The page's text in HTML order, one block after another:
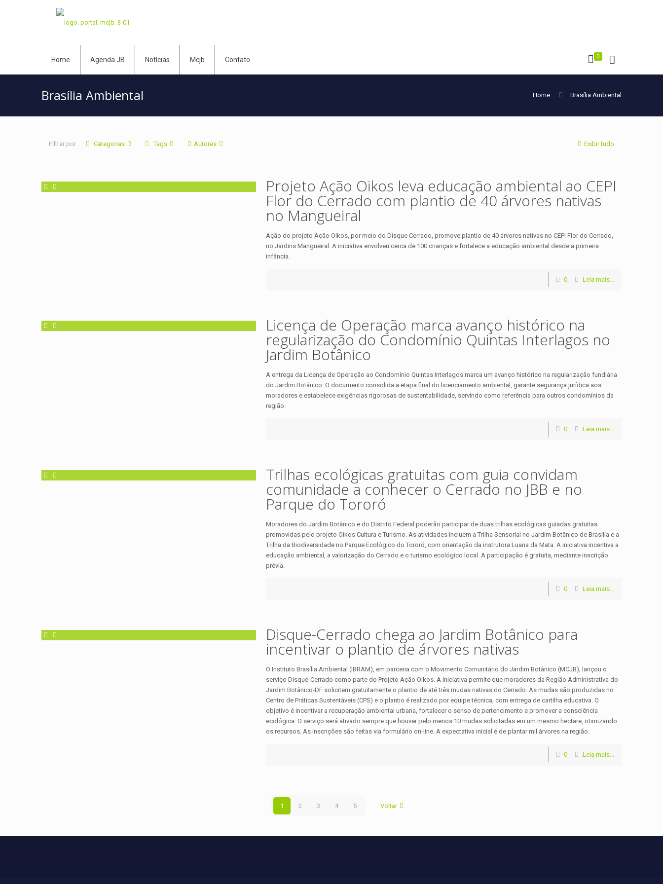
Home Agenda JB Notícias Mcjb Contato 0
Brasília Ambiental Home Brasília Ambiental
Filtrar por Categorias Tags Autores Exibir tudo
Projeto Ação Oikos leva educação ambiental ao CEPI
Flor do Cerrado com plantio de 40 árvores nativas
no Mangueiral
Ação do projeto Ação Oikos, por meio do Disque Cerrado, promove plantio de 40 árvores nativas no CEPI Flor do Cerrado,
no Jardins Mangueiral. A iniciativa envolveu cerca de 100 crianças e fortalece a educação ambiental desde a primeira
infância.
0 Leia mais...
Licença de Operação marca avanço histórico na
regularização do Condomínio Quintas Interlagos no
Jardim Botânico
A entrega da Licença de Operação ao Condomínio Quintas Interlagos marca um avanço histórico na regularização fundiária
do Jardim Botânico. O documento consolida a etapa final do licenciamento ambiental, garante segurança jurídica aos
moradores e estabelece exigências rigorosas de sustentabilidade, servindo como referência para outros condomínios da
região.
0 Leia mais...
Trilhas ecológicas gratuitas com guia convidam
comunidade a conhecer o Cerrado no JBB e no
Parque do Tororó
Moradores do Jardim Botânico e do Distrito Federal poderão participar de duas trilhas ecológicas guiadas gratuitas
promovidas pelo projeto Oikos Cultura e Turismo. As atividades incluem a Trilha Sensorial no Jardim Botânico de Brasília e a
Trilha da Biodiversidade no Parque Ecológico do Tororó, com orientação da instrutora Luana da Mata. A iniciativa incentiva a
educação ambiental, a valorização do Cerrado e o turismo ecológico local. A participação é gratuita, mediante inscrição
prévia.
0 Leia mais...
Disque-Cerrado chega ao Jardim Botânico para
incentivar o plantio de árvores nativas
O Instituto Brasília Ambiental (IBRAM), em parceria com o Movimento Comunitário do Jardim Botânico (MCJB), lançou o
serviço Disque-Cerrado como parte do Projeto Ação Oikos. A iniciativa permite que moradores da Região Administrativa do
Jardim Botânico-DF solicitem gratuitamente o plantio de até três mudas nativas do Cerrado. As mudas são produzidas no
Centro de Práticas Sustentáveis (CPS) e o plantio é realizado por equipe técnica, com entrega de cartilha educativa. O
objetivo é incentivar a recuperação ambiental urbana, fortalecer o senso de pertencimento e promover a consciência
ecológica. O serviço será ativado sempre que houver pelo menos 10 mudas solicitadas em um mesmo hectare, otimizando
os recursos. As inscrições são feitas via formulário on-line. A expectativa inicial é de plantar mil árvores na região.
0 Leia mais...
1 2 3 4 5 Voltar